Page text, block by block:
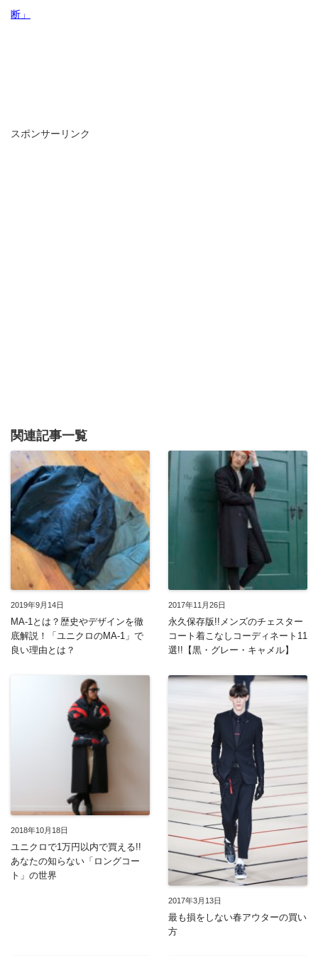
断」
スポンサーリンク
関連記事一覧
2019年9月14日
MA-1とは？歴史やデザインを徹
底解説！「ユニクロのMA-1」で
良い理由とは？
2017年11月26日
永久保存版!!メンズのチェスター
コート着こなしコーディネート11
選!!【黒・グレー・キャメル】
2018年10月18日
ユニクロで1万円以内で買える!!
あなたの知らない「ロングコー
ト」の世界
2017年3月13日
最も損をしない春アウターの買い
方